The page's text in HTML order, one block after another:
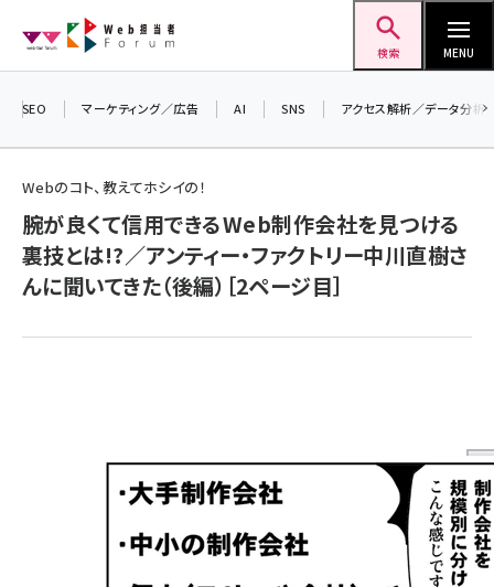
ン
検索 MENU
seo (3541)
ai (2827)
meo (1282)
llmo (1171)
SEO マーケティング／広告 AI SNS アクセス解析／データ分析
Webのコト、教えてホシイの！
腕が良くて信用できるWeb制作会社を見つける
裏技とは!?／アンティー・ファクトリー中川直樹さ
んに聞いてきた（後編）［2ページ目］
▼申